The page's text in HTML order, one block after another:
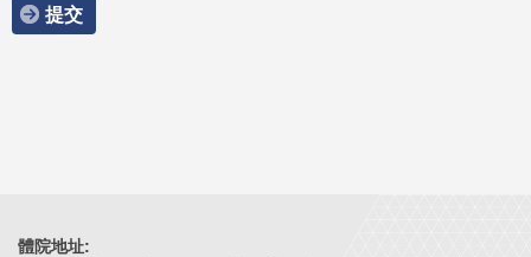
提交
體院地址: